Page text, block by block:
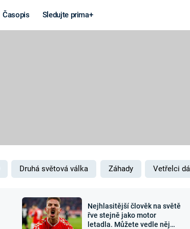
Časopis Sledujte prima+
MARS
Záhady a
Druhá světová válka Záhady Vetřelci
Nejhlasitější člověk na světě
řve stejně jako motor
letadla. Můžete vedle něj